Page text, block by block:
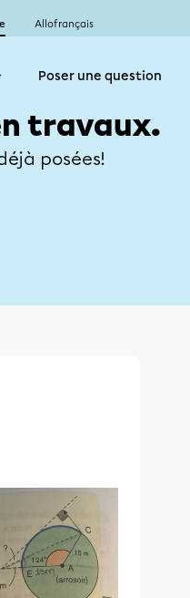
Allofrançais
Poser une question
travaux.
posées!